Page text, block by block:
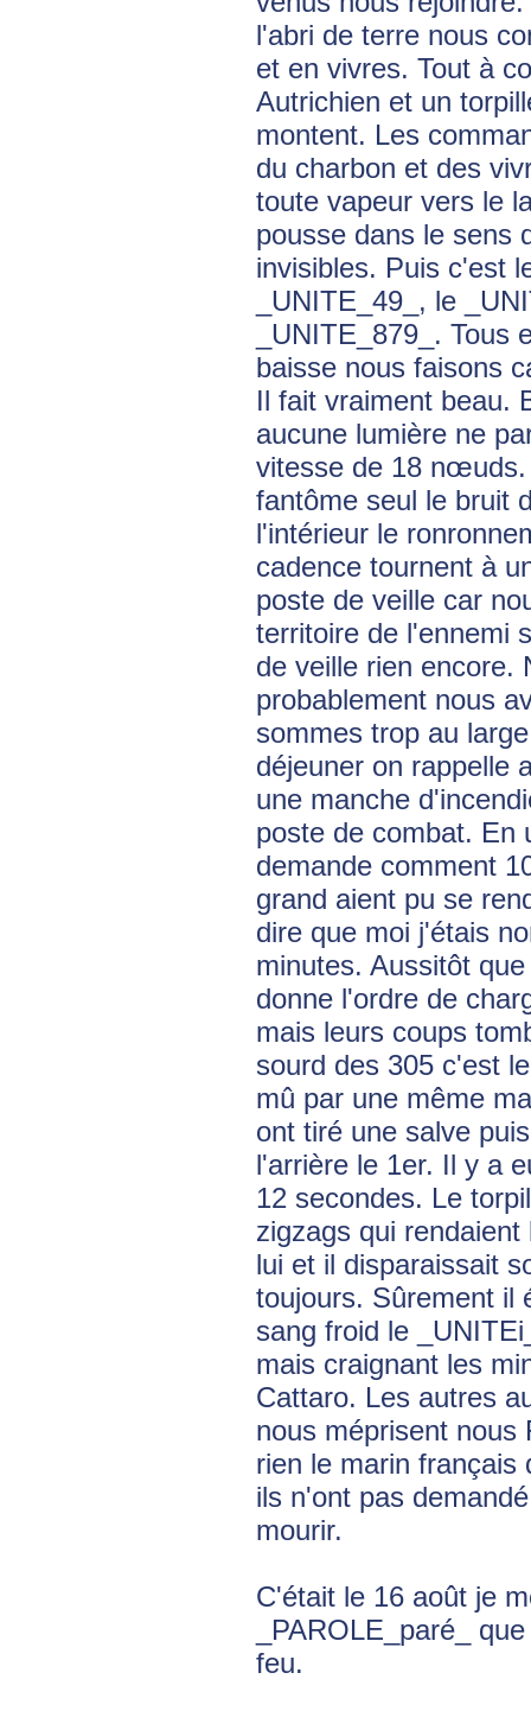
l'abri de terre nous
et en vivres. Tout à
Autrichien et un
montent. Les
du charbon et des
toute vapeur vers le
pousse dans le sens
invisibles. Puis c'est
_UNITE_49_, le
_UNITE_879_.
baisse nous faisons
Il fait vraiment beau.
aucune lumière ne
vitesse de 18 nœuds.
fantôme seul le bruit
l'intérieur le
cadence tournent à
poste de veille car
territoire de l'ennemi
de veille rien encore.
probablement nous
sommes trop au
déjeuner on rappelle
une manche
poste de combat.
demande comment
grand aient pu se
dire que moi j'étais
minutes. Aussitôt
donne l'ordre de
mais leurs coups
sourd des 305 c'est
mû par une même
ont tiré une salve
l'arrière le 1er. Il y a
12 secondes. Le
zigzags qui
lui et il disparaissait
toujours. Sûrement il
sang froid le
mais craignant les
Cattaro. Les autres
nous méprisent nous
rien le marin français
ils n'ont pas
mourir.
C'était le 16 août je
_PAROLE_paré_
feu.